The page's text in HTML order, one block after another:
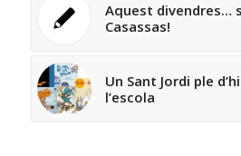
Aquest divendres…
Casassas!
Un Sant Jordi ple
l’escola